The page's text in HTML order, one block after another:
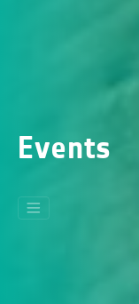
Events